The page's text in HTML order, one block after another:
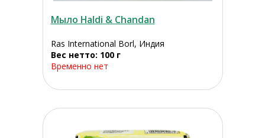
Мыло Haldi & Chandan
Ras International Borl, Индия
Вес нетто: 100 г
Временно нет